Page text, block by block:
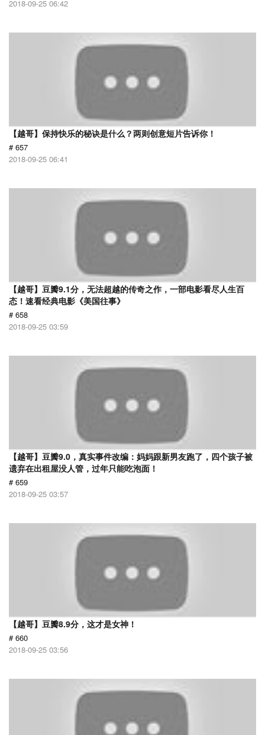
2018-09-25 06:42
【越哥】保持快乐的秘诀是什么？两则创意短片告诉你！
# 657
2018-09-25 06:41
【越哥】豆瓣9.1分，无法超越的传奇之作，一部电影看尽人生百
态！速看经典电影《美国往事》
# 658
2018-09-25 03:59
【越哥】豆瓣9.0，真实事件改编：妈妈跟新男友跑了，四个孩子被
遗弃在出租屋没人管，过年只能吃泡面！
# 659
2018-09-25 03:57
【越哥】豆瓣8.9分，这才是女神！
# 660
2018-09-25 03:56